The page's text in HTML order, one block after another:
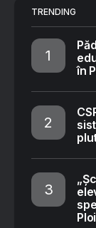
TRENDING
în